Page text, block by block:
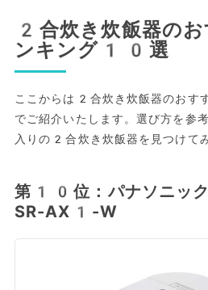
2合炊き炊飯器のお
ンキング10選
ここからは2合炊き炊飯器のおす
でご紹介いたします。選び方を参
入りの2合炊き炊飯器を見つけて
第10位：パナソニッ
SR-AX1-W